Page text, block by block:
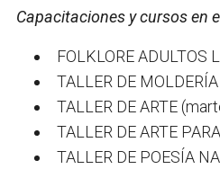
Capacitaciones y cursos en
FOLKLORE ADULTOS
TALLER DE
TALLER DE ARTE
TALLER DE ARTE
TALLER DE POESÍA